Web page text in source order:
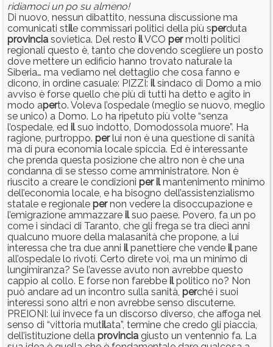
ridiamoci un po su almeno!
Di nuovo, nessun dibattito, nessuna discussione ma
comunicati stile commissari politici della più sperduta
provincia sovietica. Del resto ilVCO permolti politici
regionali questo è, tanto che dovendo scegliere un posto
dove mettere un edificio hanno trovato naturale la
Siberia… ma vediamo nel dettaglio che cosa fanno e
dicono, in ordine casuale: PIZZI: ilsindaco di Domo a mio
avviso è forse quello che più di tutti ha detto e agito in
modo aperto. Voleva l’ospedale (meglio se nuovo, meglio
se unico) a Domo. Lo ha ripetuto più volte “senza
l’ospedale, ed ilsuo indotto, Domodossola muore”. Ha
ragione, purtroppo. perlui non è una questione di sanità
ma di pura economia locale spiccia. Ed è interessante
che prenda questa posizione che altro non è che una
condanna di se stesso come amministratore. Non è
riuscito a creare le condizioni per ilmantenimento minimo
dell’economia locale, e ha bisogno dell’assistenzialismo
statale e regionale pernon vedere la disoccupazione e
l’emigrazione ammazzare ilsuo paese. Povero, fa un po
come i sindaci di Taranto, che gli frega se tra dieci anni
qualcuno muore della malasanità che propone, a lui
interessa che tra due anni ilpanettiere che vende ilpane
all’ospedale lo rivoti. Certo direte voi, ma un minimo di
lungimiranza? Se l’avesse avuto non avrebbe questo
cappio al collo. E forse non farebbe ilpolitico no? Non
può andare ad un incontro sulla sanità, perché i suoi
interessi sono altri e non avrebbe senso discuterne.
PREIONI: lui invece fa un discorso diverso, che affoga nel
senso di “vittoria mutilata”, termine che credo gli piaccia,
dell’istituzione della provincia giusto un ventennio fa. La